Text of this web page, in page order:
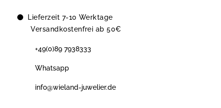
Lieferzeit 7-10 Werktage
Versandkostenfrei ab 50€
+49(0)89 7938333
Whatsapp
info@wieland-juwelier.de